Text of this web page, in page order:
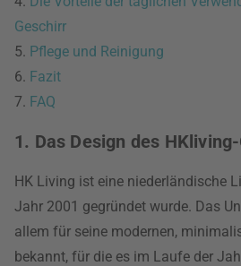
Geschirr
5. Pflege und Reinigung
6. Fazit
7. FAQ
1. Das Design des
HK Living ist eine niederländische
Jahr 2001 gegründet wurde. Das
allem für seine modernen,
bekannt, für die es im Laufe der